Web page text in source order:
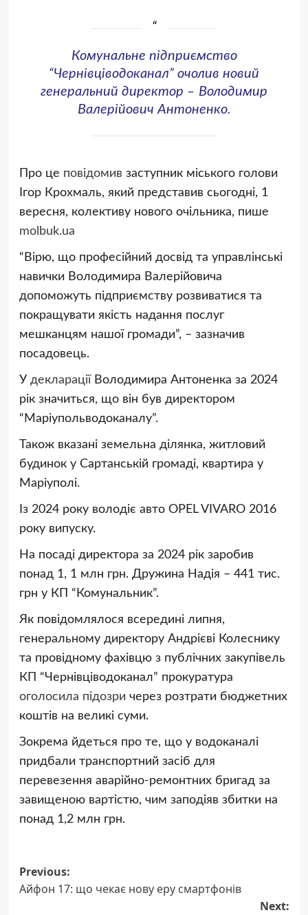
Комунальне підприємство
“Чернівціводоканал” очолив новий
генеральний директор – Володимир
Валерійович Антоненко.
Про це повідомивзаступник міського голови
Ігор Крохмаль, який представив сьогодні, 1
вересня, колективу нового очільника, пише
molbuk.ua
“Вірю, що професійний досвід та управлінські
навички Володимира Валерійовича
допоможуть підприємству розвиватися та
покращувати якість надання послуг
мешканцям нашої громади”, – зазначив
посадовець.
У декларації Володимира Антоненка за 2024
рік значиться, що він був директором
“Маріупольводоканалу”.
Також вказані земельна ділянка, житловий
будинок у Сартанській громаді, квартира у
Маріуполі.
Із 2024 року володіє авто OPEL VIVARO 2016
року випуску.
На посаді директора за 2024 рік заробив
понад 1, 1 млн грн. Дружина Надія – 441 тис.
грн у КП “Комунальник”.
Як повідомлялося всередині липня,
генеральному директору Андрієві Колеснику
та провідному фахівцю з публічних закупівель
КП “Чернівціводоканал” прокуратура
оголосила підозри через розтрати бюджетних
коштів на великі суми.
Зокрема йдеться про те, що у водоканалі
придбали транспортний засіб для
перевезення аварійно-ремонтних бригад за
завищеною вартістю, чим заподіяв збитки на
понад 1,2 млн грн.
Post
navigation
Previous:
Айфон 17: що чекає нову еру смартфонів
Next: